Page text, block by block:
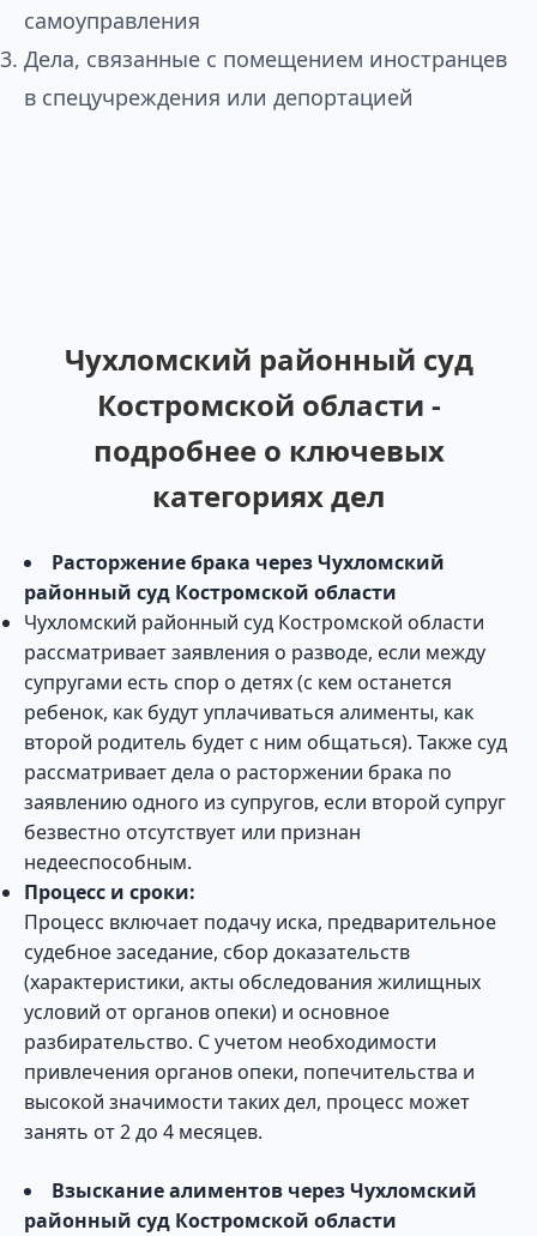
самоуправления
Дела, связанные с помещением иностранцев
в спецучреждения или депортацией
Чухломский районный суд
Костромской области -
подробнее о ключевых
категориях дел
Расторжение брака через Чухломский
районный суд Костромской области
Чухломский районный суд Костромской области
рассматривает заявления о разводе, если между
супругами есть спор о детях (с кем останется
ребенок, как будут уплачиваться алименты, как
второй родитель будет с ним общаться). Также суд
рассматривает дела о расторжении брака по
заявлению одного из супругов, если второй супруг
безвестно отсутствует или признан
недееспособным.
Процесс и сроки:
Процесс включает подачу иска, предварительное
судебное заседание, сбор доказательств
(характеристики, акты обследования жилищных
условий от органов опеки) и основное
разбирательство. С учетом необходимости
привлечения органов опеки, попечительства и
высокой значимости таких дел, процесс может
занять от 2 до 4 месяцев.
Взыскание алиментов через Чухломский
районный суд Костромской области